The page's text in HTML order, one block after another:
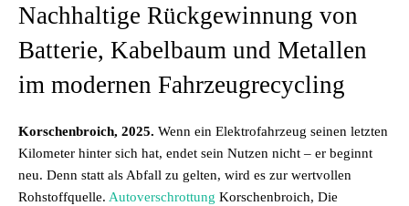
Nachhaltige Rückgewinnung von
Batterie, Kabelbaum und Metallen
im modernen Fahrzeugrecycling
Korschenbroich, 2025. Wenn ein Elektrofahrzeug seinen letzten
Kilometer hinter sich hat, endet sein Nutzen nicht – er beginnt
neu. Denn statt als Abfall zu gelten, wird es zur wertvollen
Rohstoffquelle. Autoverschrottung Korschenbroich, Die